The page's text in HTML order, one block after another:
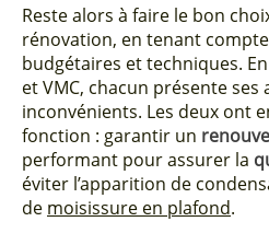
Reste alors à faire le bon
rénovation, en tenant
budgétaires et techniques.
et VMC, chacun présente ses
inconvénients. Les deux ont
fonction : garantir un
performant pour assurer la
éviter l’apparition de
de moisissure en plafond.